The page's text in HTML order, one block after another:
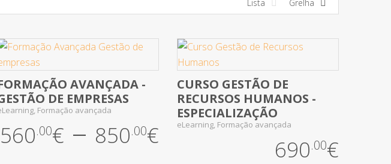
Grelha
Lista
No Review Yet
AVANÇADA -
DE EMPRESAS
Formação avançada
560.00€ – 850.00€
No Review Yet
CURSO GESTÃO DE
RECURSOS HUMANOS -
ESPECIALIZAÇÃO
eLearning, Formação avançada
690.00€